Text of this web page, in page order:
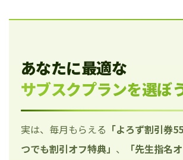
あなたに最適な
サブスクプランを選ぼ
実は、毎月もらえる 「よろず割引券
つでも割引オフ特典」 、 「先生指名